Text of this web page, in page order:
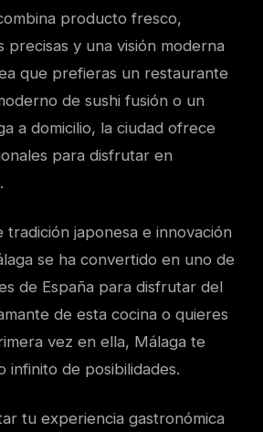
producto fresco,
precisas y una visión moderna
que prefieras un restaurante
de sushi fusión o un
a domicilio, la ciudad ofrece
para disfrutar en
tradición japonesa e innovación
se ha convertido en uno de
de España para disfrutar del
de esta cocina o quieres
vez en ella, Málaga te
infinito de posibilidades.
tu experiencia gastronómica